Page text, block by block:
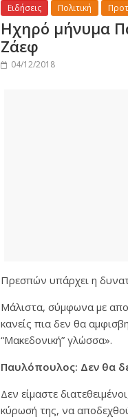
Ειδήσεις Πολιτική
Ηχηρό μήνυμα
Ζάεφ
04/12/2018
Πρεσπών υπάρχει η
Μάλιστα, σύμφωνα με
κανείς πια δεν θα
“Μακεδονική” γλώσσα».
Παυλόπουλος: Δεν θα
Δεν είμαστε
κύρωσή της, να